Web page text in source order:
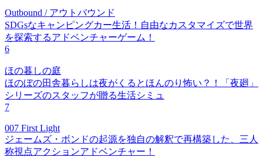
Outbound / アウトバウンド
SDGsなキャンピングカー生活！自由なカスタマイズで世界
を探索するアドベンチャーゲーム！
6
ほの暮しの庭
ほのぼの田舎暮らしは夜がくるとほんのり怖い？！「夜廻」
シリーズのスタッフが贈る生活シミュ
7
007 First Light
ジェームズ・ボンドの起源を独自の解釈で再構築した、三人
称視点アクションアドベンチャー！